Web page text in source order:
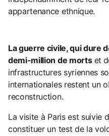
appartenance ethnique.
La guerre civile, qui dure
demi-million de morts et
infrastructures syriennes
internationales restent un
reconstruction.
La visite à Paris est suivie
constituer un test de la